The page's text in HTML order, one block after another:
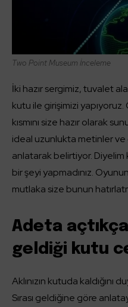
Two Point Museum İnceleme
İki hazır sergimiz, tuvalet
kutu ile girişimizi
kısmını size hazır olarak
ideal uzunlukta metinler
anlatarak belirtiyor. Diyelim
bir şeyi yapmadınız.
mutlaka size bunun
Adeta açtıkça
geldiği kutu
Aklınızın kutuda kaldığını
Sırası geldiğine göre